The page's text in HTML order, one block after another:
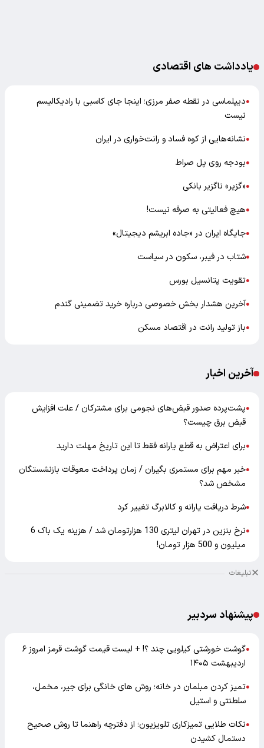
یادداشت های اقتصادی
●دیپلماسی در نقطه صفر مرزی؛ اینجا جای کاسبی با رادیکالیسم
نیست
●نشانه‌هایی از کوه فساد و رانت‌خواری در ایران
●بودجه روی پل صراط
●«گزیر» ناگزیر بانکی
●هیچ فعالیتی به صرفه نیست!
●جایگاه ایران در «جاده ابریشم دیجیتال»
●شتاب در فیبر، سکون در سیاست
●تقویت پتانسیل بورس
●آخرین هشدار بخش خصوصی درباره خرید تضمینی گندم
●باز تولید رانت در اقتصاد مسکن
آخرین اخبار
●پشت‌پرده صدور قبض‌های نجومی برای مشترکان / علت افزایش
قبض برق چیست؟
●برای اعتراض به قطع یارانه فقط تا این تاریخ مهلت دارید
●خبر مهم برای مستمری بگیران / زمان پرداخت معوقات بازنشستگان
مشخص شد؟
●شرط دریافت یارانه و کالابرگ تغییر کرد
●
نرخ بنزین در تهران لیتری 130 هزارتومان شد / هزینه یک باک 6
میلیون و 500 هزار تومان!
تبلیغات
پیشنهاد سردبیر
●
گوشت خورشتی کیلویی چند ؟! + لیست قیمت گوشت قرمز امروز ۶
اردیبهشت ۱۴۰۵
●تمیز کردن مبلمان در خانه؛ روش های خانگی برای جیر، مخمل،
سلطنتی و استیل
●نکات طلایی تمیزکاری تلویزیون؛ از دفترچه راهنما تا روش صحیح
دستمال کشیدن